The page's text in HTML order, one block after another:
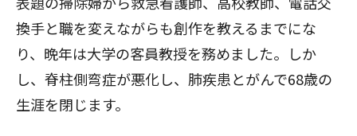
換手と職を変えながらも創作を教えるまでにな
り、晩年は大学の客員教授を務めました。しか
し、脊柱側弯症が悪化し、肺疾患とがんで68歳の
生涯を閉じます。